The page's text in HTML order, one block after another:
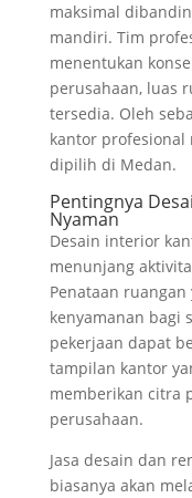
maksimal
mandiri. Tim
menentukan
perusahaan, luas
tersedia. Oleh
kantor profesional
dipilih di Medan.
Pentingnya
Nyaman
Desain interior
menunjang
Penataan
kenyamanan bagi
pekerjaan dapat
tampilan kantor
memberikan citra
perusahaan.
Jasa desain dan
biasanya akan